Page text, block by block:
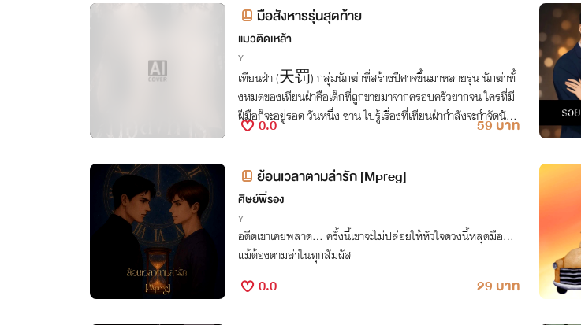
กเธออยู่ฝ่ายเดียวอีกด้วย เส้นทางนี้เสือไฟจำเป็นจะต้องเลือก ระหว่
างหน้าที่ของเขา กับ.. เหยื่อที่เขาเผลอตกหลุมรัก แนะนำว่าให้ทดล
องอ่านก่อนกดซื้อนะคะที่รัก 💖 ไรท์ขอบคุณทุกการดาวน์โหลดเล
ยน้า~
มือสังหารรุ่นสุดท้าย
แมวติดเหล้า
Y
เทียนฝ่า (天罚) กลุ่มนักฆ่าที่สร้างปีศาจขึ้นมาหลายรุ่น นักฆ่าทั้
งหมดของเทียนฝ่าคือเด็กที่ถูกขายมาจากครอบครัวยากจน ใครที่มี
ฝีมือก็จะอยู่รอด วันหนึ่ง ซาน ไปรู้เรื่องที่เทียนฝ่ากำลังจะกำจัดนักฆ่
าเก่าเพื่อป้องกันการแข็งข้อในภายหลังจึงพยายามหยุดยั้ง แต่ว่าเขา
กได้และหลงใหลในตัวของซานจึงส่ง ไป๋ คนที่เป็นทั้ง เพื่อนสนิทแ
ละคนที่ซานแอบรัก ไปกำจัดเขา
0.0 59 บาท
ย้อนเวลาตามล่ารัก [Mpreg]
ศิษย์พี่รอง
Y
อดีตเขาเคยพลาด... ครั้งนี้เขาจะไม่ปล่อยให้หัวใจดวงนี้หลุดมือ...
แม้ต้องตามล่าในทุกสัมผัส
0.0 29 บาท